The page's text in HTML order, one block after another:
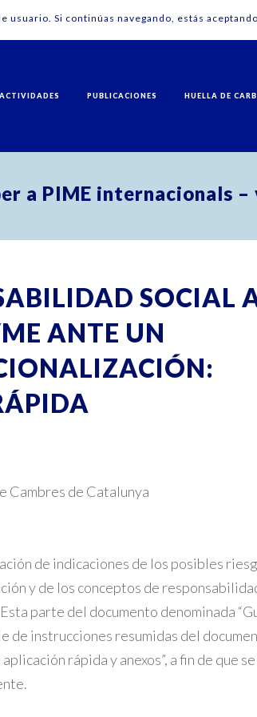
ACTIVIDADES PUBLICACIONES HUELLA DE
a PIME internacionals
SOCIAL
ANTE UN
Cambres de Catalunya
de indicaciones de los posibles
y de los conceptos de
parte del documento denominada
de instrucciones resumidas del
rápida y anexos”, a fin de que se
Si continúas navegando, estás